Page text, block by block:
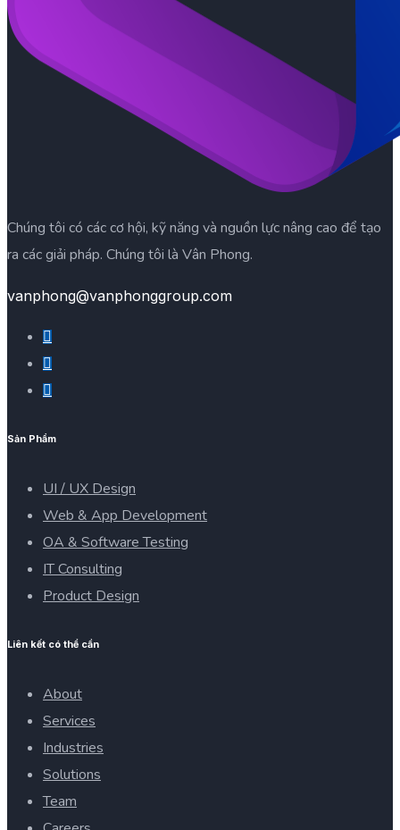
Chúng tôi có các cơ hội, kỹ năng và nguồn lực nâng cao để tạo
ra các giải pháp. Chúng tôi là Vân Phong.
vanphong@vanphonggroup.com
Sản Phẩm
UI / UX Design
Web & App Development
OA & Software Testing
IT Consulting
Product Design
Liên kết có thể cần
About
Services
Industries
Solutions
Team